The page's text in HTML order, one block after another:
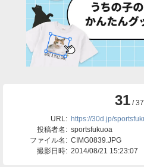
31/
URL: https://30d.jp/
投稿者名: sportsfukuoa
ファイル名: CIMG0839.JPG
撮影日時: 2014/08/21 15:23:07